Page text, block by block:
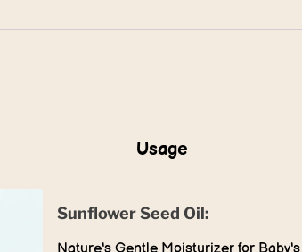
Usage
Sunflower Seed Oil: